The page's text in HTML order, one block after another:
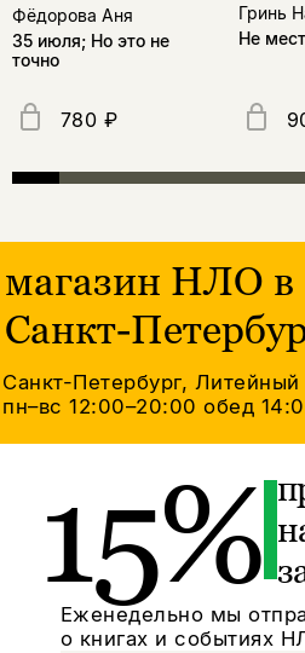
Фёдорова Аня
35 июля; Но это не
точно
780 ₽
Гринь
Не
магазин НЛО в
Санкт-
Санкт-Петербург,
пн–вс 12:00–20:00обед
15%
Еженедельно мы
о книгах и событиях